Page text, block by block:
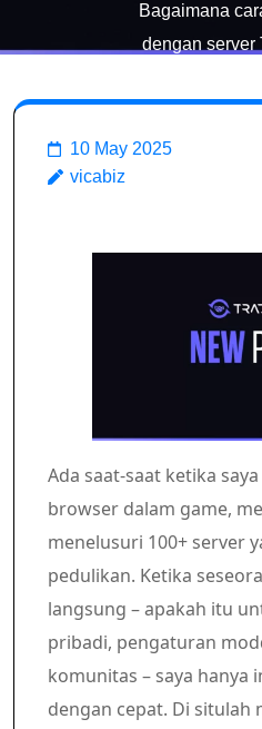
Bagaimana
dengan server
10 May 2025
vicabiz
Ada saat-saat ketika
browser dalam game,
menelusuri 100+ server
pedulikan. Ketika
langsung – apakah itu
pribadi, pengaturan
komunitas – saya hanya
dengan cepat. Di situlah